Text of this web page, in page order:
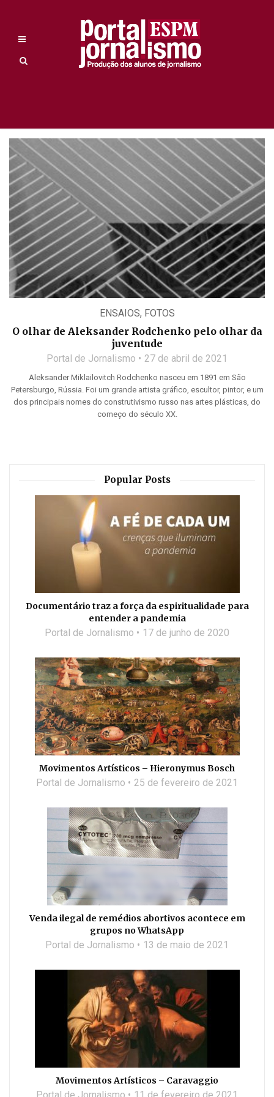
ENSAIOS, FOTOS
O olhar de Aleksander Rodchenko pelo olhar da
juventude
Portal de Jornalismo 27 de abril de 2021
Aleksander Miklailovitch Rodchenko nasceu em 1891 em São
Petersburgo, Rússia. Foi um grande artista gráfico, escultor, pintor, e um
dos principais nomes do construtivismo russo nas artes plásticas, do
começo do século XX.
Popular Posts
Documentário traz a força da espiritualidade para
entender a pandemia
Portal de Jornalismo 17 de junho de 2020
Movimentos Artísticos – Hieronymus Bosch
Portal de Jornalismo 25 de fevereiro de 2021
Venda ilegal de remédios abortivos acontece em
grupos no WhatsApp
Portal de Jornalismo 13 de maio de 2021
Movimentos Artísticos – Caravaggio